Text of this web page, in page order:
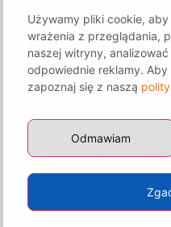
Używamy pliki cookie,
wrażenia z przeglądania,
naszej witryny,
odpowiednie reklamy.
zapoznaj się z naszą
Odmawiam